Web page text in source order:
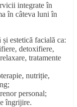
integrate în
în câteva luni în
estetică facială ca:
detoxifiere,
tratamente
nutriție,
personal;
îngrijire.